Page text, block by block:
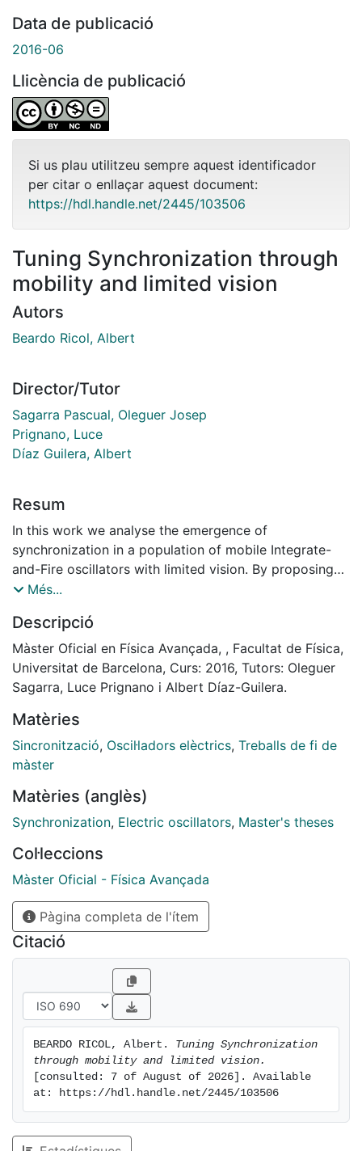
Data de publicació
2016-06
Llicència de publicació
Si us plau utilitzeu sempre aquest identificador
per citar o enllaçar aquest document:
https://hdl.handle.net/2445/103506
Tuning Synchronization through
mobility and limited vision
Autors
Beardo Ricol, Albert
Director/Tutor
Sagarra Pascual, Oleguer Josep
Prignano, Luce
Díaz Guilera, Albert
Resum
In this work we analyse the emergence of
synchronization in a population of mobile Integrate-
and-Fire oscillators with limited vision. By proposing
novel interaction rules among oscillators we bridge
models. In particular, we explore the effect that the
effective asymmetry of interactions have on the non
monotonic behaviour observed in the synchronization
time of the population as a function of their velocities.
[1] but considering only geometrical interactions, and
we study the scaling properties of the model as well
as predict the values of the parameters where the
Més...
Descripció
Màster Oficial en Física Avançada, , Facultat de Física,
Universitat de Barcelona, Curs: 2016, Tutors: Oleguer
Sagarra, Luce Prignano i Albert Díaz-Guilera.
Matèries
Sincronització, Oscil·ladors elèctrics, Treballs de fi de
màster
Matèries (anglès)
Synchronization, Electric oscillators, Master's theses
Col·leccions
Màster Oficial - Física Avançada
Pàgina completa de l'ítem
Citació
BEARDO RICOL, Albert. Tuning Synchronization
through mobility and limited vision.
[consulted: 7 of August of 2026]. Available
at: https://hdl.handle.net/2445/103506